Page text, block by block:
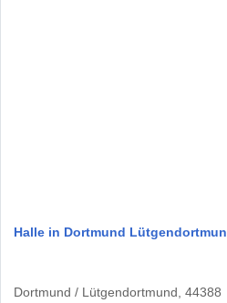
Halle in Dortmund
Dortmund / Lütgendortmund, 44388